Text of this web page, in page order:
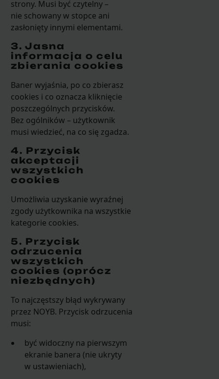
strony. Musi być czytelny –
nie schowany w stopce ani
zasłonięty innymi elementami.
3. Jasna
informacja o celu
zbierania cookies
Baner wyjaśnia, po co zbierasz
cookies i co oznacza kliknięcie
poszczególnych przycisków.
Bez ogólników – użytkownik
musi wiedzieć, na co się zgadza.
4. Przycisk
akceptacji
wszystkich
cookies
Umożliwia uzyskanie wyraźnej
zgody użytkownika na wszystkie
kategorie cookies.
5. Przycisk
odrzucenia
wszystkich
cookies (oprócz
niezbędnych)
To najczęstszy błąd wykrywany
przez NOYB. Przycisk odrzucenia
musi:
być widoczny na pierwszym
ekranie banera (nie ukryty
w ustawieniach),